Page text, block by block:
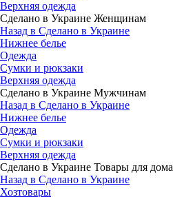
Верхняя одежда
Сделано в Украине Женщинам
Назад в Сделано в Украине
Нижнее белье
Одежда
Сумки и рюкзаки
Верхняя одежда
Сделано в Украине Мужчинам
Назад в Сделано в Украине
Нижнее белье
Одежда
Сумки и рюкзаки
Верхняя одежда
Сделано в Украине Товары для дома
Назад в Сделано в Украине
Хозтовары